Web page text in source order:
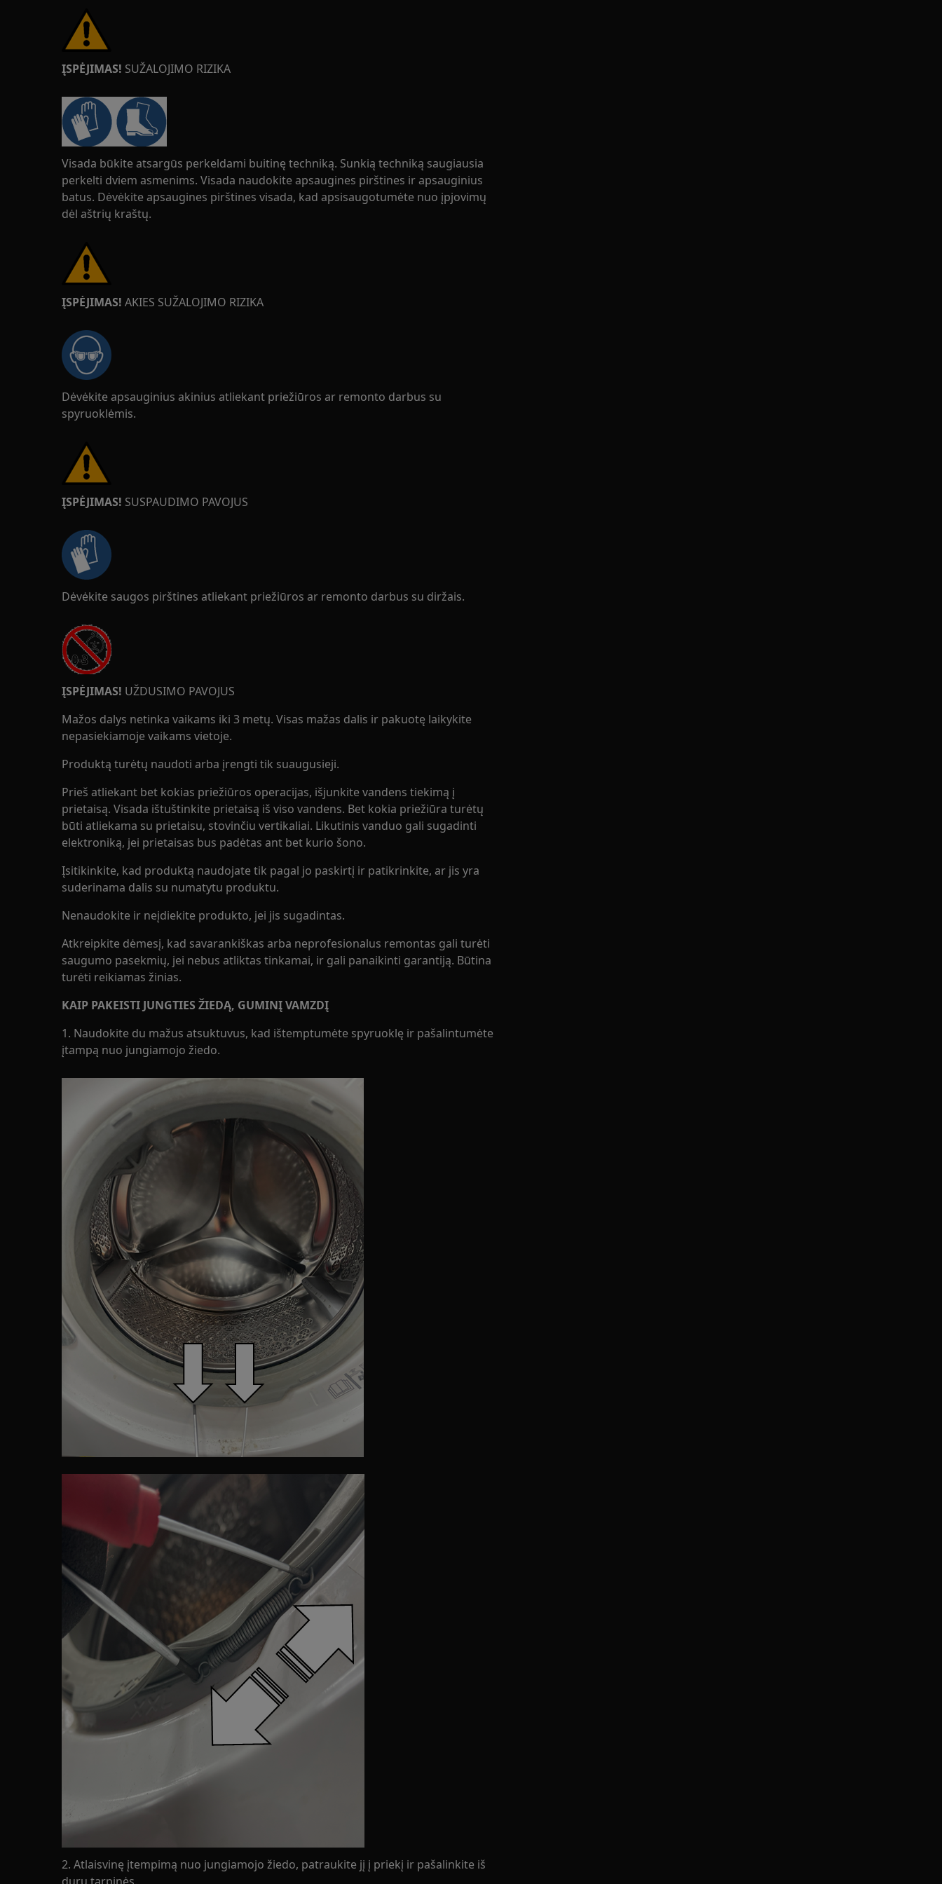
ĮSPĖJIMAS! SUŽALOJIMO RIZIKA
Visada būkite atsargūs perkeldami buitinę techniką. Sunkią techniką saugiausia
perkelti dviem asmenims. Visada naudokite apsaugines pirštines ir apsauginius
batus. Dėvėkite apsaugines pirštines visada, kad apsisaugotumėte nuo įpjovimų
dėl aštrių kraštų.
ĮSPĖJIMAS! AKIES SUŽALOJIMO RIZIKA
Dėvėkite apsauginius akinius atliekant priežiūros ar remonto darbus su
spyruoklėmis.
ĮSPĖJIMAS! SUSPAUDIMO PAVOJUS
Dėvėkite saugos pirštines atliekant priežiūros ar remonto darbus su diržais.
ĮSPĖJIMAS! UŽDUSIMO PAVOJUS
Mažos dalys netinka vaikams iki 3 metų. Visas mažas dalis ir pakuotę laikykite
nepasiekiamoje vaikams vietoje.
Produktą turėtų naudoti arba įrengti tik suaugusieji.
Prieš atliekant bet kokias priežiūros operacijas, išjunkite vandens tiekimą į
prietaisą. Visada ištuštinkite prietaisą iš viso vandens. Bet kokia priežiūra turėtų
būti atliekama su prietaisu, stovinčiu vertikaliai. Likutinis vanduo gali sugadinti
elektroniką, jei prietaisas bus padėtas ant bet kurio šono.
Įsitikinkite, kad produktą naudojate tik pagal jo paskirtį ir patikrinkite, ar jis yra
suderinama dalis su numatytu produktu.
Nenaudokite ir neįdiekite produkto, jei jis sugadintas.
Atkreipkite dėmesį, kad savarankiškas arba neprofesionalus remontas gali turėti
saugumo pasekmių, jei nebus atliktas tinkamai, ir gali panaikinti garantiją. Būtina
turėti reikiamas žinias.
KAIP PAKEISTI JUNGTIES ŽIEDĄ, GUMINĮ VAMZDĮ
1. Naudokite du mažus atsuktuvus, kad ištemptumėte spyruoklę ir pašalintumėte
įtampą nuo jungiamojo žiedo.
2. Atlaisvinę įtempimą nuo jungiamojo žiedo, patraukite jį į priekį ir pašalinkite iš